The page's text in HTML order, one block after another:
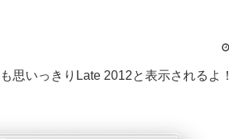
思いっきりLate 2012と表示されるよ！